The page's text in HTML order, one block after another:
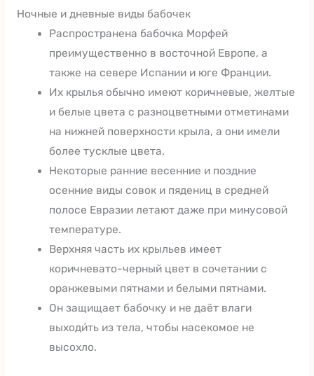
Ночные и дневные виды бабочек
Распространена бабочка Морфей
преимущественно в восточной Европе, а
также на севере Испании и юге Франции.
Их крылья обычно имеют коричневые, желтые
и белые цвета с разноцветными отметинами
на нижней поверхности крыла, а они имели
более тусклые цвета.
Некоторые ранние весенние и поздние
осенние виды совок и пядениц в средней
полосе Евразии летают даже при минусовой
температуре.
Верхняя часть их крыльев имеет
коричневато-черный цвет в сочетании с
оранжевыми пятнами и белыми пятнами.
Он защищает бабочку и не даёт влаги
выходи́ть из тела, чтобы насекомое не
высохло.